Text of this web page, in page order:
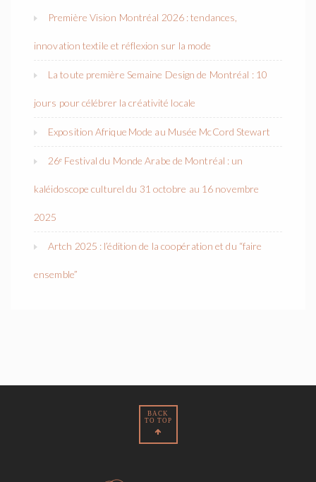
Première Vision Montréal 2026 : tendances,
innovation textile et réflexion sur la mode
La toute première Semaine Design de Montréal : 10
jours pour célébrer la créativité locale
Exposition Afrique Mode au Musée McCord Stewart
26ᵉ Festival du Monde Arabe de Montréal : un
kaléidoscope culturel du 31 octobre au 16 novembre
2025
Artch 2025 : l’édition de la coopération et du “faire
ensemble”
BACK
TO TOP